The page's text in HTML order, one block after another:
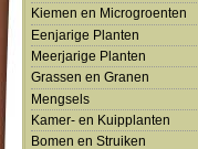
Kiemen en Microgroenten
Eenjarige Planten
Meerjarige Planten
Grassen en Granen
Mengsels
Kamer- en Kuipplanten
Bomen en Struiken